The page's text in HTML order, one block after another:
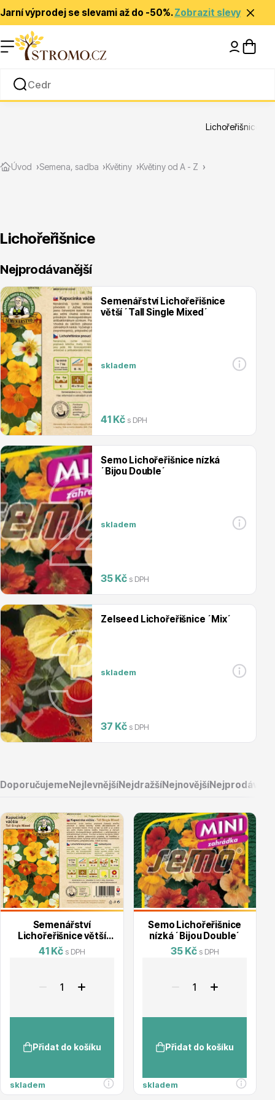
Jarní výprodej se slevami až do -50%.Zobrazit slevy
Rady a tipy
Vřesovištní rostliny
Vánoční stromky v květináčích a řezané
Magnólie
Semena, sadba
Vodní rostliny
Květináče
Úvod Semena, sadba Květiny Květiny od A - Z
Lichořeřišnice
Lichořeřišnice
Nejprodávanější
Semenářství Lichořeřišnice
větší ´Tall Single Mixed´
skladem
41 Kč s DPH
Semo Lichořeřišnice nízká
´Bijou Double´
skladem
35 Kč s DPH
Zelseed Lichořeřišnice ´Mix´
skladem
37 Kč s DPH
DoporučujemeNejlevnějšíNejdražšíNejnovější
Semenářství
Lichořeřišnice větší
´Tall Single Mixed´
41 Kč s DPH
Přidat do košíku
skladem
Semo Lichořeřišnice
nízká ´Bijou Double´
35 Kč s DPH
Přidat do košíku
skladem